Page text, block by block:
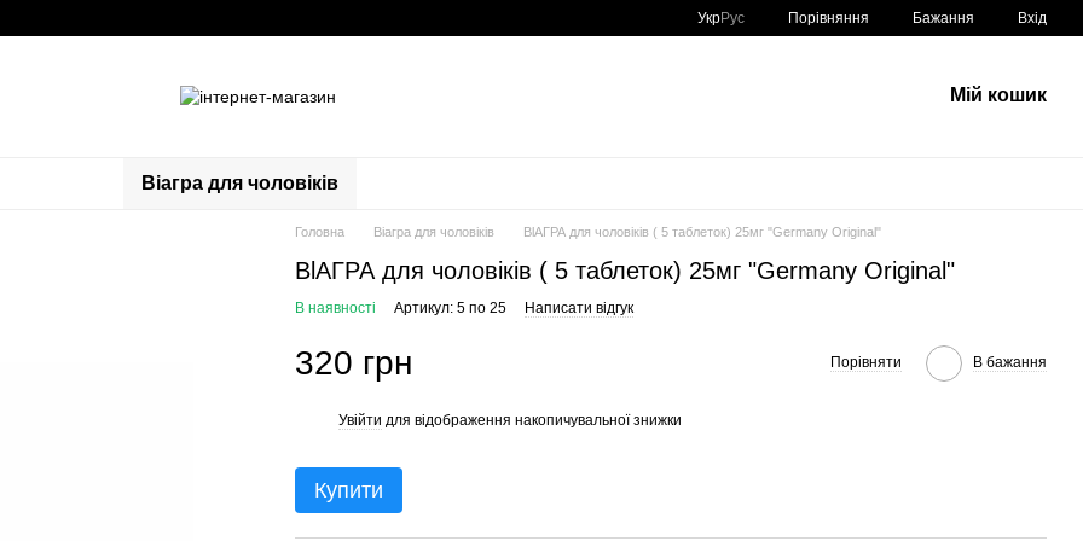
УкрРус Порівняння Бажання Вхід
Мій кошик
Віагра для чоловіків
Головна Віагра для чоловіків ВlАГРА для чоловіків ( 5 таблеток) 25мг "Germany Original"
ВlАГРА для чоловіків ( 5 таблеток) 25мг "Germany Original"
В наявності Артикул: 5 по 25 Написати відгук
320 грн Порівняти В бажання
Увійти для відображення накопичувальної знижки
Купити